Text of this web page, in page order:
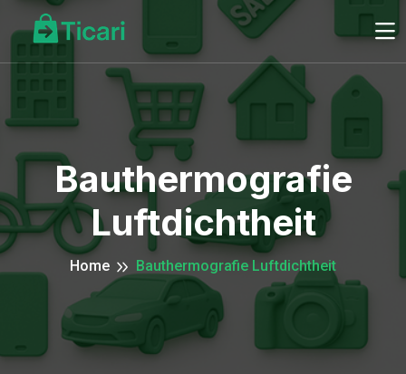
Bauthermografie
Luftdichtheit
Home Bauthermografie Luftdichtheit